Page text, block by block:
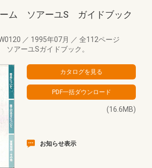
ーム ソアーユS ガイドブック
／ 1995年07月 ／ 全112ページ
アーユSガイドブック。
(16.6MB)
お知らせ表示